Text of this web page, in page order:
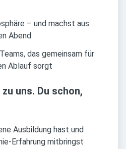
– und machst aus
Abend
das gemeinsam für
Ablauf sorgt
uns. Du schon,
Ausbildung hast und
Erfahrung mitbringst